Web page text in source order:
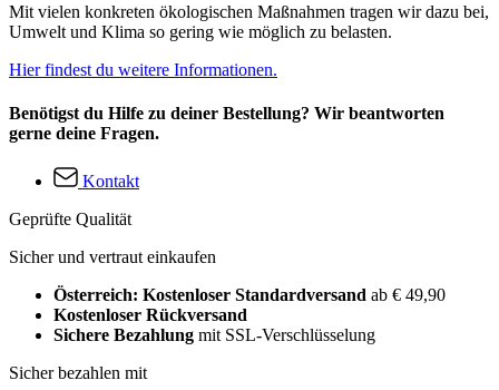
Mit vielen konkreten ökologischen Maßnahmen tragen wir dazu bei,
Umwelt und Klima so gering wie möglich zu belasten.
Hier findest du weitere Informationen.
Benötigst du Hilfe zu deiner Bestellung? Wir beantworten
gerne deine Fragen.
Kontakt
Geprüfte Qualität
Sicher und vertraut einkaufen
Österreich: Kostenloser Standardversand ab € 49,90
Kostenloser Rückversand
Sichere Bezahlung mit SSL-Verschlüsselung
Sicher bezahlen mit